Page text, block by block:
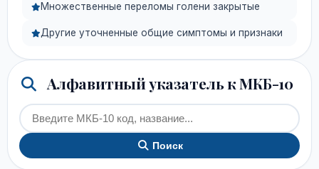
Множественные переломы голени закрытые
Другие уточненные общие симптомы и признаки
Алфавитный указатель к МКБ-10
Поиск